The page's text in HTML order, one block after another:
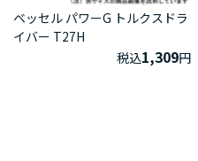
ベッセル パワーG トルクスドラ
イバー T27H
税込1,309円